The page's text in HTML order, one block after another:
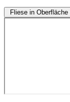
Fliese in Oberfläche